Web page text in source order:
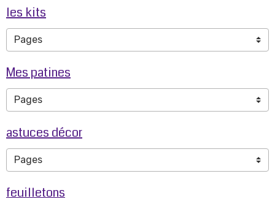
les kits
Mes patines
astuces décor
feuilletons